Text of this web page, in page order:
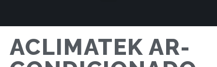
ACLIMATEK AR-